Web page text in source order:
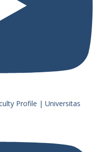
Profile | Universitas